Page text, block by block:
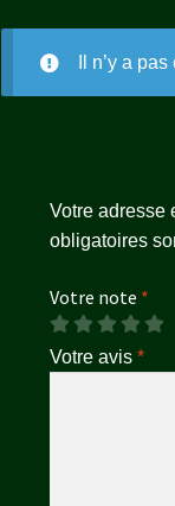
Il n’y a
Votre adresse
obligatoires
Votre note *
Votre avis*